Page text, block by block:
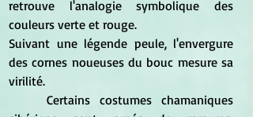
retrouve l'analogie symbolique des
couleurs verte et rouge.
Suivant une légende peule, l'envergure
des cornes noueuses du bouc mesure sa
virilité.